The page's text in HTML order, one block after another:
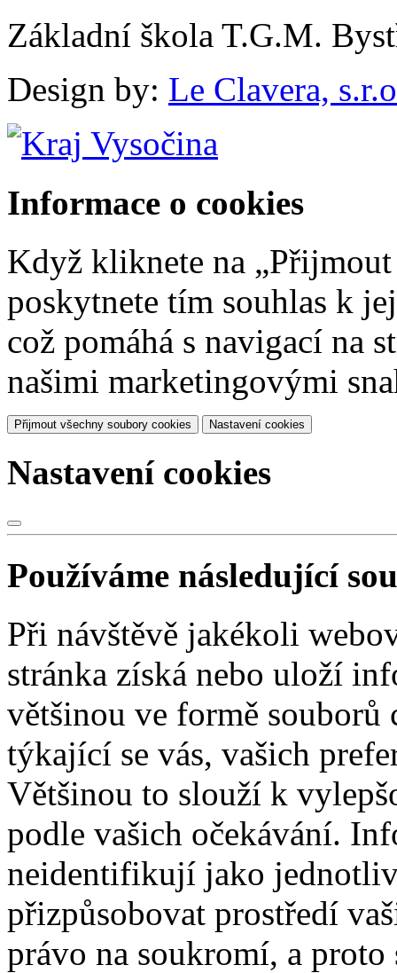
Základní škola T.G.M.
Design by: Le Clavera,
Informace o cookies
Když kliknete na
poskytnete tím souhlas k
což pomáhá s navigací na
našimi marketingovými
Přijmout všechny soubory cookies Nastavení cookies
Nastavení cookies
Používáme následující
Při návštěvě jakékoli
stránka získá nebo uloží
většinou ve formě
týkající se vás, vašich
Většinou to slouží k
podle vašich očekávání.
neidentifikují jako
přizpůsobovat prostředí
právo na soukromí, a proto